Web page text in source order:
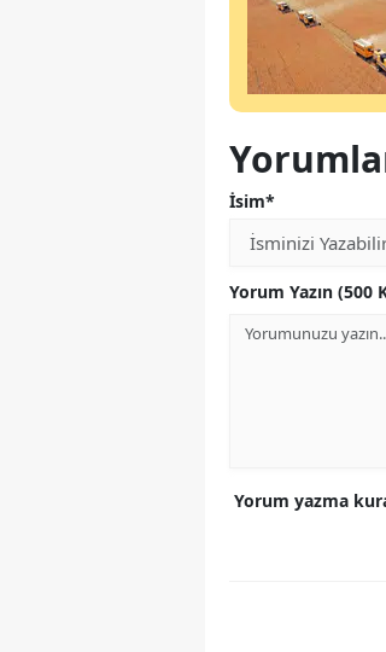
İsim*
Yorum Yazın (500
Yorum yazma